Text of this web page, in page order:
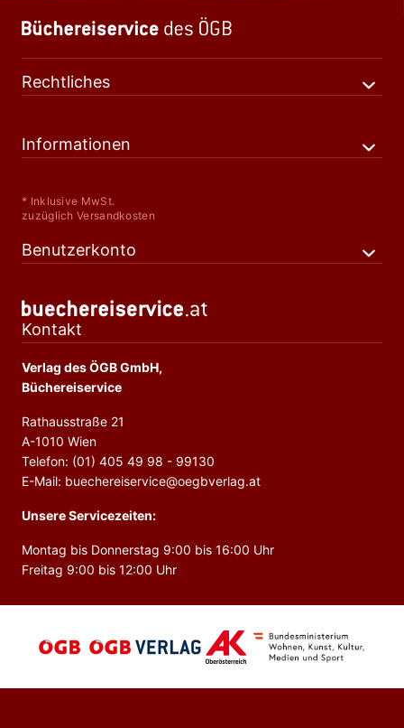
Rechtliches
Informationen
* Inklusive MwSt.
zuzüglich Versandkosten
Benutzerkonto
Kontakt
Verlag des ÖGB GmbH,
Büchereiservice
Rathausstraße 21
A-1010 Wien
Telefon: (01) 405 49 98 - 99130
E-Mail: buechereiservice@oegbverlag.at
Unsere Servicezeiten:
Montag bis Donnerstag 9:00 bis 16:00 Uhr
Freitag 9:00 bis 12:00 Uhr